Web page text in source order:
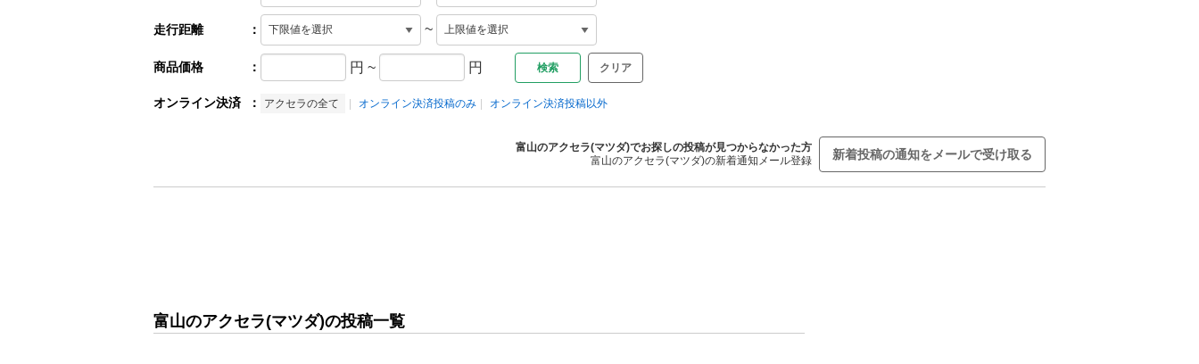
走行距離 ： ~
商品価格 ： 円 ~ 円 クリア
オンライン決済 ： アクセラの全て オンライン決済投稿のみ オンライン決済投稿以外
富山のアクセラ(マツダ)でお探しの投稿が見つからなかった方
富山のアクセラ(マツダ)の新着通知メール登録
新着投稿の通知をメールで受け取る
富山のアクセラ(マツダ)の投稿一覧